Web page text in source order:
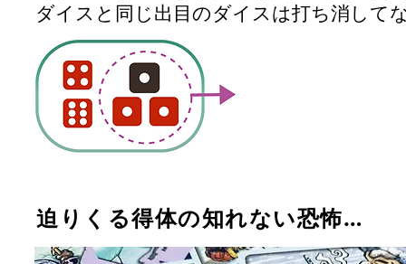
ダイスと同じ出目のダイスは打ち消して
​迫りくる得体の知れない恐怖…